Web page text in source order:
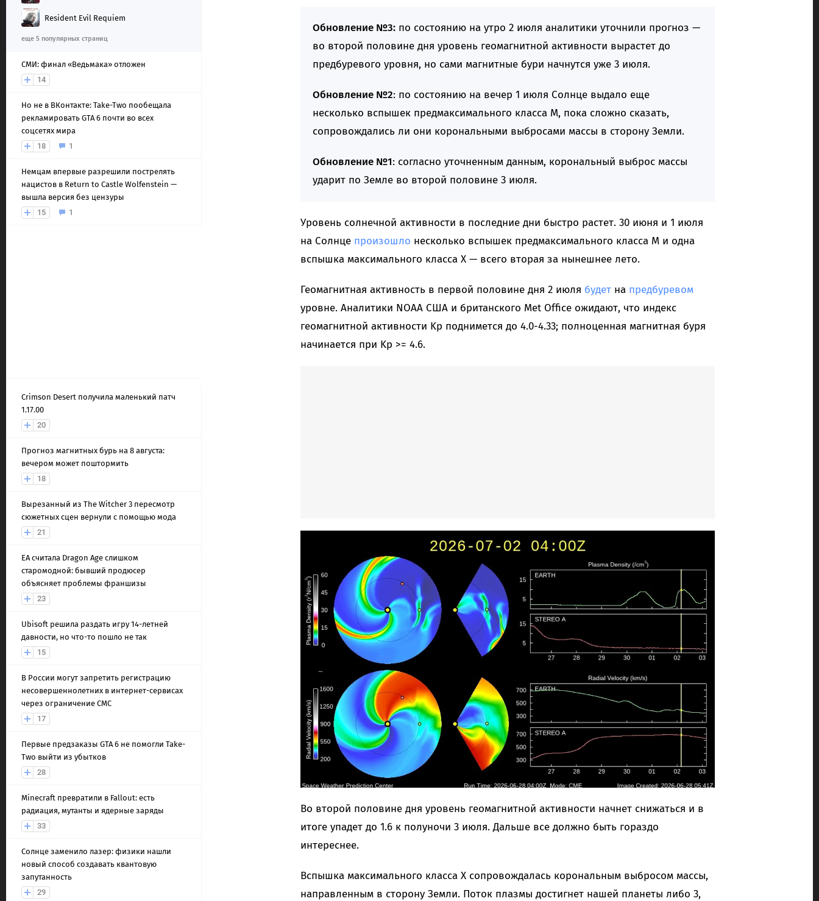
Resident Evil Requiem
еще 5 популярных страниц
СМИ: финал «Ведьмака» отложен
14
Но не в ВКонтакте: Take-Two пообещала
рекламировать GTA 6 почти во всех
соцсетях мира
18
1
Немцам впервые разрешили пострелять
нацистов в Return to Castle Wolfenstein —
вышла версия без цензуры
15
1
Crimson Desert получила маленький патч
1.17.00
20
Прогноз магнитных бурь на 8 августа:
вечером может поштормить
18
Вырезанный из The Witcher 3 пересмотр
сюжетных сцен вернули с помощью мода
21
EA считала Dragon Age слишком
старомодной: бывший продюсер
объясняет проблемы франшизы
23
Ubisoft решила раздать игру 14-летней
давности, но что-то пошло не так
15
В России могут запретить регистрацию
несовершеннолетних в интернет-сервисах
через ограничение СМС
17
Первые предзаказы GTA 6 не помогли Take-
Two выйти из убытков
28
Minecraft превратили в Fallout: есть
радиация, мутанты и ядерные заряды
33
Солнце заменило лазер: физики нашли
новый способ создавать квантовую
запутанность
29
Обновление №3:по состоянию на утро 2 июля аналитики уточнили прогноз —
во второй половине дня уровень геомагнитной активности вырастет до
предбуревого уровня, но сами магнитные бури начнутся уже 3 июля.
Обновление №2: по состоянию на вечер 1 июля Солнце выдало еще
несколько вспышек предмаксимального класса M, пока сложно сказать,
сопровождались ли они корональными выбросами массы в сторону Земли.
Обновление №1: согласно уточненным данным, корональный выброс массы
ударит по Земле во второй половине 3 июля.
Уровень солнечной активности в последние дни быстро растет. 30 июня и 1 июля
на Солнце произошло несколько вспышек предмаксимального класса M и одна
вспышка максимального класса X — всего вторая за нынешнее лето.
Геомагнитная активность в первой половине дня 2 июля будетна предбуревом
уровне. Аналитики NOAA США и британского Met Office ожидают, что индекс
геомагнитной активности Kp поднимется до 4.0-4.33; полноценная магнитная буря
начинается при Kp >= 4.6.
Во второй половине дня уровень геомагнитной активности начнет снижаться и в
итоге упадет до 1.6 к полуночи 3 июля. Дальше все должно быть гораздо
интереснее.
Вспышка максимального класса X сопровождалась корональным выбросом массы,
направленным в сторону Земли. Поток плазмы достигнет нашей планеты либо 3,